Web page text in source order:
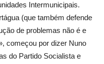
Intermunicipais.
(que também defende
de problemas não é e
começou por dizer Nuno
do Partido Socialista e